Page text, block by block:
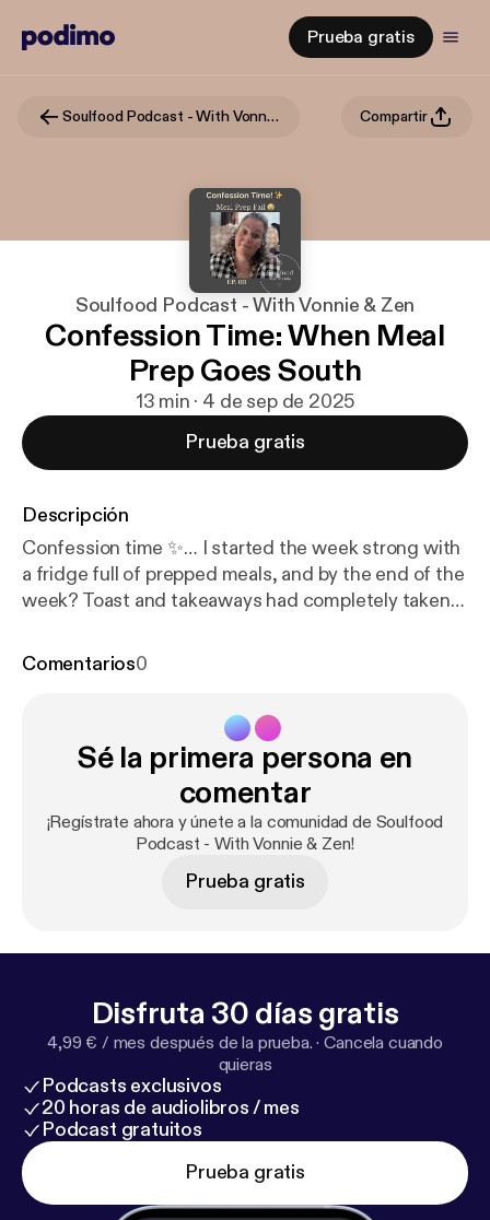
Prueba gratis
Soulfood Podcast - With Vonnie & Zen Compartir
Soulfood Podcast - With Vonnie & Zen
Confession Time: When Meal
Prep Goes South
13 min · 4 de sep de 2025
Prueba gratis
Descripción
Confession time ✨… I started the week strong with
a fridge full of prepped meals, and by the end of the
week? Toast and takeaways had completely taken
happened, why meal prep doesn’t always go to plan,
Zen Tips you can try when your own meal prep goes
south 💛. 👉 Now it’s your turn — what’s your
biggest meal prep flop? And what’s the one little
change that’s actually worked for you? I’d love to
hear your confessions.”
Comentarios0
Sé la primera persona en
comentar
¡Regístrate ahora y únete a la comunidad de Soulfood
Podcast - With Vonnie & Zen!
Prueba gratis
Disfruta 30 días gratis
4,99 € / mes después de la prueba. ·Cancela cuando
quieras
Podcasts exclusivos
20 horas de audiolibros / mes
Podcast gratuitos
Prueba gratis